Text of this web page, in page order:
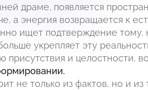
драме, появляется
а энергия возвращается к
ищет подтверждение
укрепляет эту
присутствия и целостности,
не только из фактов, но и